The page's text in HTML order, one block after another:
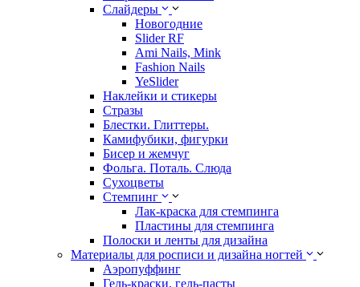
Слайдеры
Новогодние
Slider RF
Ami Nails, Mink
Fashion Nails
YeSlider
Наклейки и стикеры
Стразы
Блестки. Глиттеры.
Камифубики, фигурки
Бисер и жемчуг
Фольга. Поталь. Слюда
Сухоцветы
Стемпинг
Лак-краска для стемпинга
Пластины для стемпинга
Полоски и ленты для дизайна
Материалы для росписи и дизайна ногтей
Аэропуффинг
Гель-краски, гель-пасты